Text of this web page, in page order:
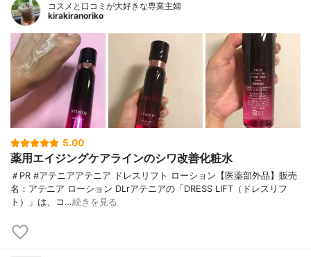
コスメと口コミが大好きな専業主婦
kirakiranoriko
5.00
薬用エイジングケアラインのシワ改善化粧水
＃PR #アテニアアテニア ドレスリフト ローション【医薬部外品】販売
名：アテニア ローション DLrアテニアの「DRESS LIFT（ドレスリフ
ト）」は、コ…続きを見る